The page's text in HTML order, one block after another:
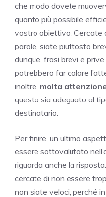
che modo dovete
quanto più possibile
vostro obiettivo. Cercate
parole, siate piuttosto
dunque, frasi brevi e
potrebbero far calare
inoltre, molta
questo sia adeguato al
destinatario.
Per finire, un ultimo
essere sottovalutato
riguarda anche la
cercate di non essere
non siate veloci, perché